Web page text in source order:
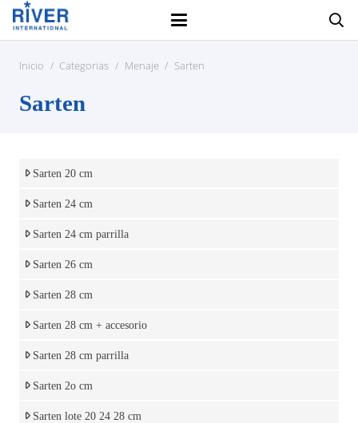
Inicio / Categorias / Menaje / Sarten
Sarten
Sarten 20 cm
Sarten 24 cm
Sarten 24 cm parrilla
Sarten 26 cm
Sarten 28 cm
Sarten 28 cm + accesorio
Sarten 28 cm parrilla
Sarten 2o cm
Sarten lote 20 24 28 cm